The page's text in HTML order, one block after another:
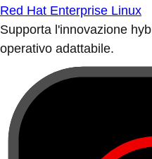
Red Hat Enterprise Linux
Supporta l'innovazione
operativo adattabile.